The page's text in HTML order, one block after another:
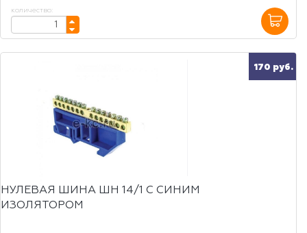
количество:
170 руб.
НУЛЕВАЯ ШИНА ШН 14/1 С СИНИМ
ИЗОЛЯТОРОМ